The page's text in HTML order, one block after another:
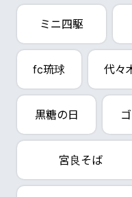
ミニ四駆
fc琉球 代々
黒糖の日
宮良そば